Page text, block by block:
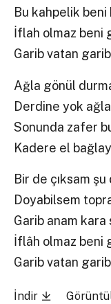
Bu kahpelik
İflah olmaz beni
Garib vatan
Ağla gönül
Derdine yok
Sonunda zafer
Kadere el
Bir de çıksam şu
Doyabilsem
Garib anam kara
İflâh olmaz beni
Garib vatan
İndir